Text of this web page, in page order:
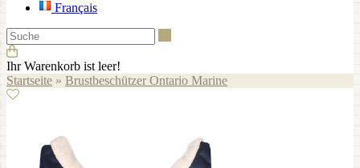
Français
Ihr Warenkorb ist leer!
Startseite » Brustbeschützer Ontario Marine